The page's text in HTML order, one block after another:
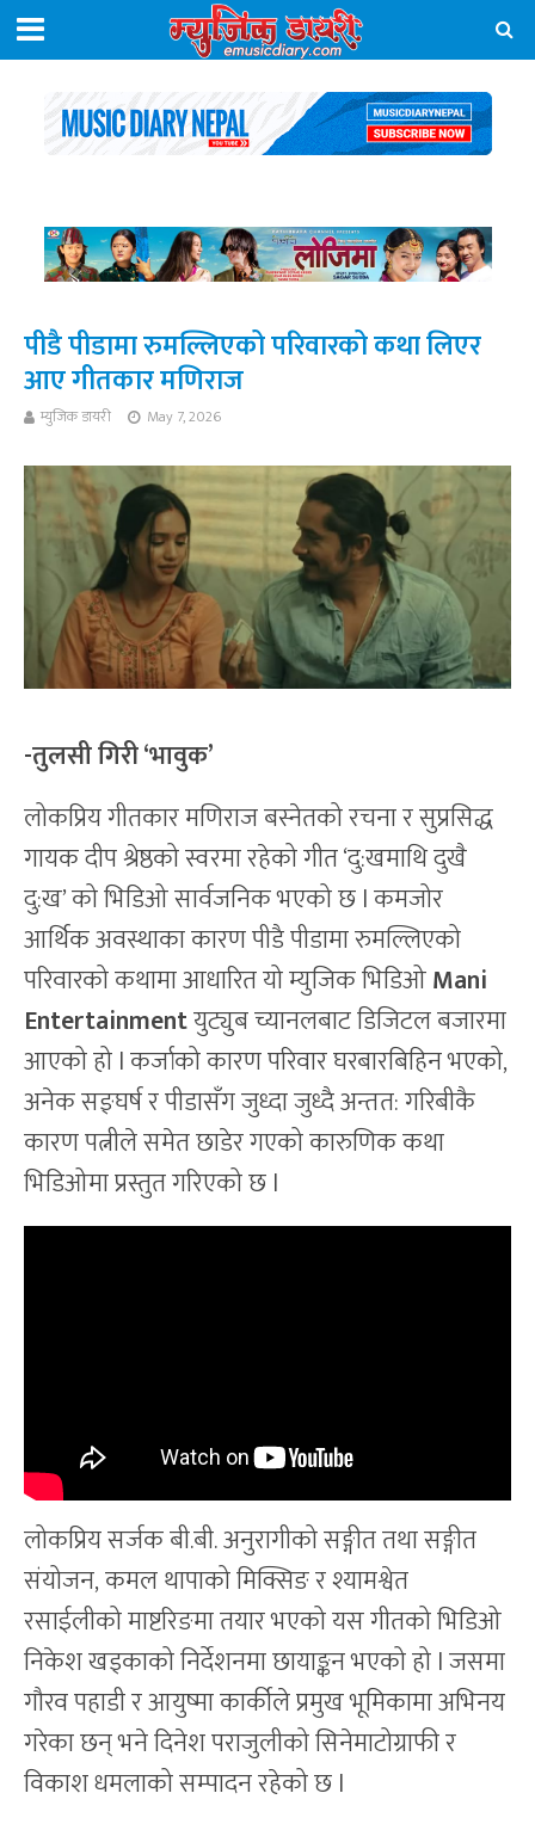
पीडै पीडामा रुमल्लिएको परिवारको कथा लिएर
आए गीतकार मणिराज
म्युजिक डायरी May 7, 2026
-तुलसी गिरी ‘भावुक’
लोकप्रिय गीतकार मणिराज बस्नेतको रचना र सुप्रसिद्ध
गायक दीप श्रेष्ठको स्वरमा रहेको गीत ‘दु:खमाथि दुखै
दु:ख’ को भिडिओ सार्वजनिक भएको छ l कमजोर
आर्थिक अवस्थाका कारण पीडै पीडामा रुमल्लिएको
परिवारको कथामा आधारित यो म्युजिक भिडिओMani
Entertainmentयुट्युब च्यानलबाट डिजिटल बजारमा
आएको हो l कर्जाको कारण परिवार घरबारबिहिन भएको,
अनेक सङ्घर्ष र पीडासँग जुध्दा जुध्दै अन्तत: गरिबीकै
कारण पत्नीले समेत छाडेर गएको कारुणिक कथा
भिडिओमा प्रस्तुत गरिएको छ l
लोकप्रिय सर्जक बी.बी. अनुरागीको सङ्गीत तथा सङ्गीत
संयोजन, कमल थापाको मिक्सिङ र श्यामश्वेत
रसाईलीको माष्टरिङमा तयार भएको यस गीतको भिडिओ
निकेश खड्काको निर्देशनमा छायाङ्कन भएको हो l जसमा
गौरव पहाडी र आयुष्मा कार्कीले प्रमुख भूमिकामा अभिनय
गरेका छन् भने दिनेश पराजुलीको सिनेमाटोग्राफी र
विकाश धमलाको सम्पादन रहेको छ l